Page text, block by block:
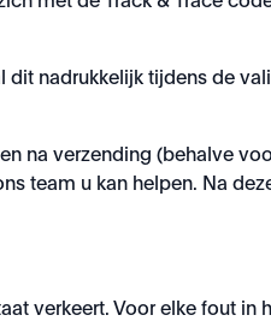
nadrukkelijk tijdens de
na verzending (behalve
team u kan helpen. Na
verkeert. Voor elke fout in